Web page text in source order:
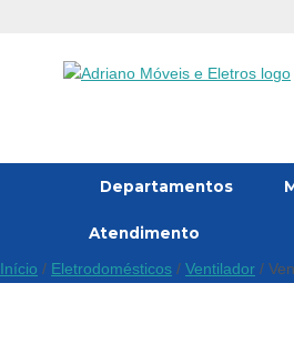
Departamentos
Atendimento
Início / Eletrodomésticos / Ventilador /